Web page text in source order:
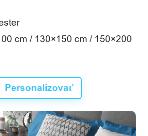
cm / 130×150 cm / 150×200
Personalizovať